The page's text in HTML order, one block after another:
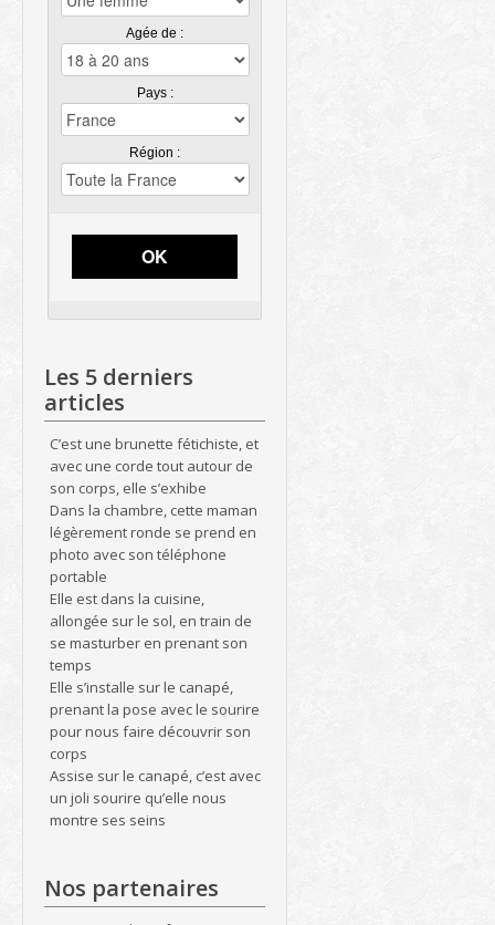
Agée de :
Pays :
Région :
OK
Les 5 derniers
articles
C’est une brunette fétichiste, et
avec une corde tout autour de
son corps, elle s’exhibe
Dans la chambre, cette maman
légèrement ronde se prend en
photo avec son téléphone
portable
Elle est dans la cuisine,
allongée sur le sol, en train de
se masturber en prenant son
temps
Elle s’installe sur le canapé,
prenant la pose avec le sourire
pour nous faire découvrir son
corps
Assise sur le canapé, c’est avec
un joli sourire qu’elle nous
montre ses seins
Nos partenaires